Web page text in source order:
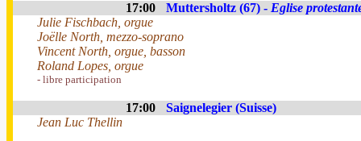
17:00 Muttersholtz (67) - Eglise
Julie Fischbach, orgue
Joëlle North, mezzo-soprano
Vincent North, orgue, basson
Roland Lopes, orgue
- libre participation
17:00
Saignelegier (Suisse)
Jean Luc Thellin